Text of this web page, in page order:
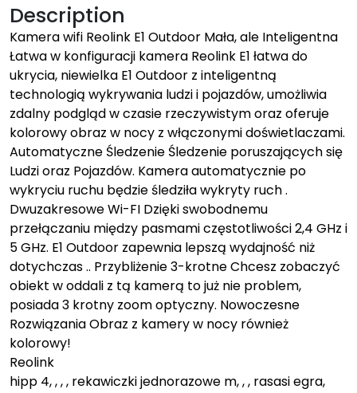
Description
Kamera wifi Reolink E1 Outdoor Mała, ale Inteligentna
Łatwa w konfiguracji kamera Reolink E1 łatwa do
ukrycia, niewielka E1 Outdoor z inteligentną
technologią wykrywania ludzi i pojazdów, umożliwia
zdalny podgląd w czasie rzeczywistym oraz oferuje
kolorowy obraz w nocy z włączonymi doświetlaczami.
Automatyczne Śledzenie Śledzenie poruszających się
Ludzi oraz Pojazdów. Kamera automatycznie po
wykryciu ruchu będzie śledziła wykryty ruch .
Dwuzakresowe Wi-FI Dzięki swobodnemu
przełączaniu między pasmami częstotliwości 2,4 GHz i
5 GHz. E1 Outdoor zapewnia lepszą wydajność niż
dotychczas .. Przybliżenie 3-krotne Chcesz zobaczyć
obiekt w oddali z tą kamerą to już nie problem,
posiada 3 krotny zoom optyczny. Nowoczesne
Rozwiązania Obraz z kamery w nocy również
kolorowy!
Reolink
hipp 4, , , , rekawiczki jednorazowe m, , , rasasi egra,